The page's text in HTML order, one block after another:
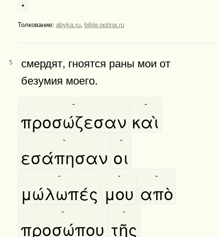
Толкование: abyka.ru, bible.optina.ru
5
смердят, гноятся раны мои от
безумия моего.
προσώζεσαν
-
καὶ
-
εσάπησαν
-
οι
-
μώλωπές
-
μου
-
απὸ
-
προσώπου
-
τῆς
-